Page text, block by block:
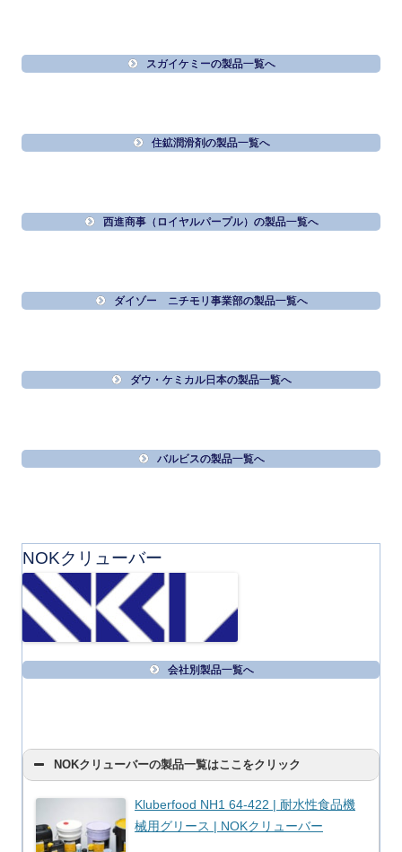
スガイケミーの製品一覧へ
住鉱潤滑剤の製品一覧へ
西進商事（ロイヤルパープル）の製品一覧へ
ダイゾー ニチモリ事業部の製品一覧へ
ダウ・ケミカル日本の製品一覧へ
バルビスの製品一覧へ
NOKクリューバー
会社別製品一覧へ
NOKクリューバーの製品一覧はここをクリック
Kluberfood NH1 64-422 | 耐水性食品機
械用グリース | NOKクリューバー